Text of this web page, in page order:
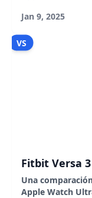
Jan 9, 2025
VS
Fitbit Versa
Una
Apple Watch